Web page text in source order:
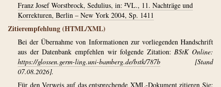
Franz Josef Worstbrock, Sedulius, in: ²VL., 11. Nachträge und
Korrekturen, Berlin – New York 2004, Sp. 1411
Zitierempfehlung (HTML/XML)
Bei der Übernahme von Informationen zur vorliegenden Handschrift
aus der Datenbank empfehlen wir folgende Zitation:BStK Online:
https://glossen.germ-ling.uni-bamberg.de/bstk/787b [Stand
07.08.2026].
Für den Verweis auf das entsprechende XML-Dokument zitieren Sie: